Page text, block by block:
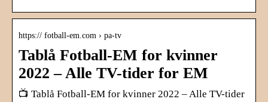
https:// fotball-em.com › pa-tv
Tablå Fotball-EM for kvinner
2022 – Alle TV-tider for EM
📺 Tablå Fotball-EM for kvinner 2022 – Alle TV-tider